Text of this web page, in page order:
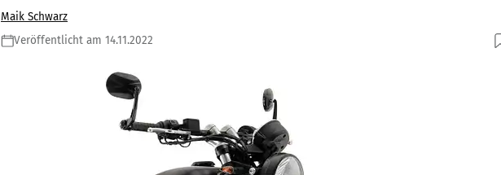
Maik Schwarz
Veröffentlicht am 14.11.2022